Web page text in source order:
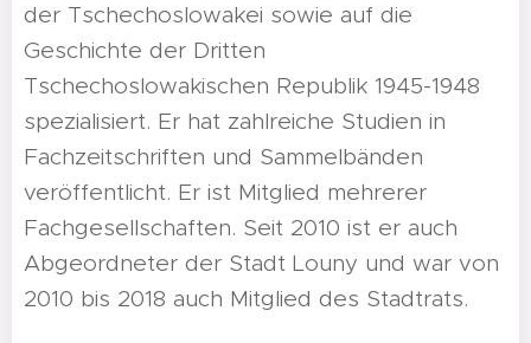
der Tschechoslowakei sowie auf die
Geschichte der Dritten
Tschechoslowakischen Republik 1945-1948
spezialisiert. Er hat zahlreiche Studien in
Fachzeitschriften und Sammelbänden
veröffentlicht. Er ist Mitglied mehrerer
Fachgesellschaften. Seit 2010 ist er auch
Abgeordneter der Stadt Louny und war von
2010 bis 2018 auch Mitglied des Stadtrats.